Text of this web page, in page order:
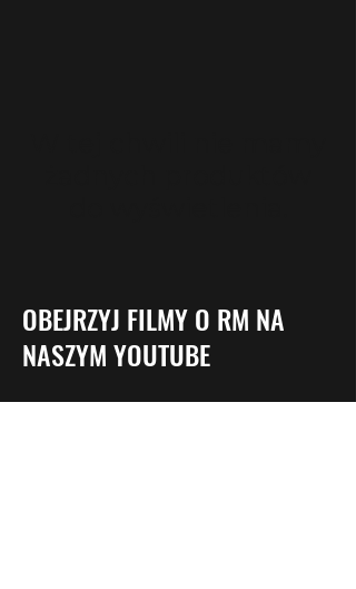
OBEJRZYJ FILMY O RM NA
NASZYM YOUTUBE